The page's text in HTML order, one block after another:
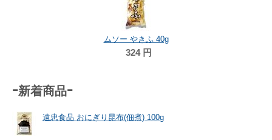
ムソー やきふ 40g
324 円
-新着商品-
遠忠食品 おにぎり昆布(佃煮) 100g